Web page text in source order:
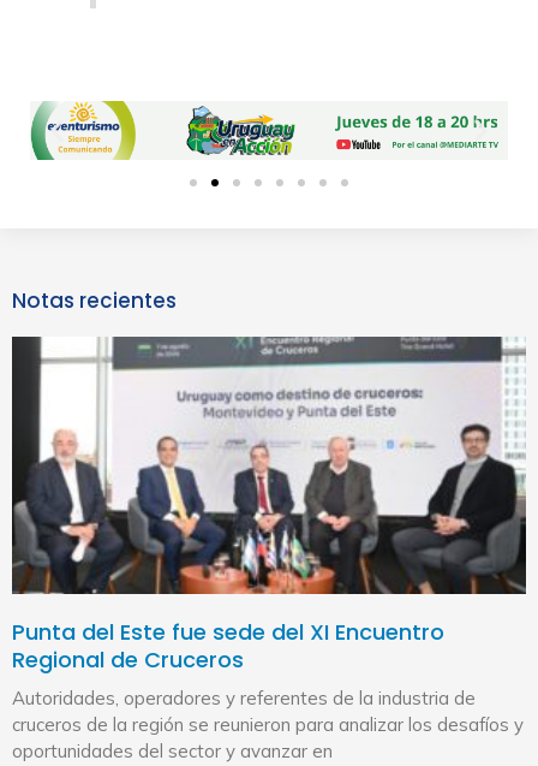
Previous
slide
Next
slide
Notas recientes
Punta del Este fue sede del XI Encuentro
Regional de Cruceros
Autoridades, operadores y referentes de la industria de
cruceros de la región se reunieron para analizar los desafíos y
oportunidades del sector y avanzar en